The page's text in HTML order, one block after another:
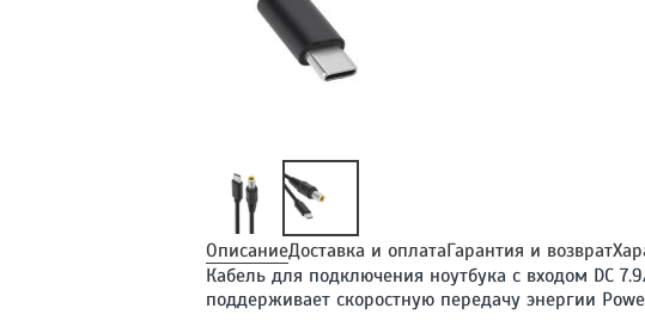
ОписаниеДоставка и оплатаГарантия и возврат
Кабель для подключения ноутбука с входом DC
поддерживает скоростную передачу энергии